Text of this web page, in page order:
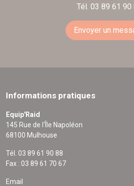
Tél. 03 89 61 90
Envoyer un
Informations pratiques
Equip'Raid
145 Rue de l'Île Napoléon
68100 Mulhouse
Tél. 03 89 61 90 88
Fax : 03 89 61 70 67
Email